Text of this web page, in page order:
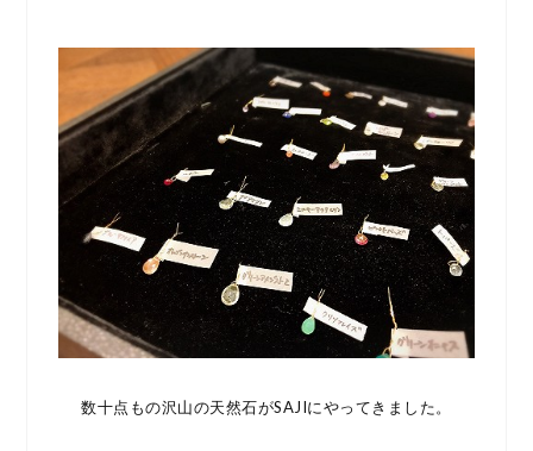
数十点もの沢山の天然石がSAJIにやってきました。